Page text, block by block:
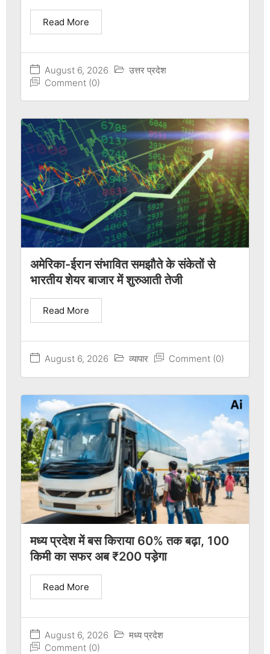
August 6, 2026
उत्तर प्रदेश
Comment (0)
Read More
अमेरिका-ईरान संभावित समझौते के संकेतों से
भारतीय शेयर बाजार में शुरुआती तेजी
August 6, 2026 व्यापार Comment (0)
Read More
मध्य प्रदेश में बस किराया 60% तक बढ़ा, 100
किमी का सफर अब ₹200 पड़ेगा
August 6, 2026
मध्य प्रदेश
Comment (0)
Read More